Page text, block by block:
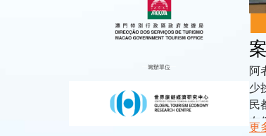
籌辦單位
阿
少
民
在
更